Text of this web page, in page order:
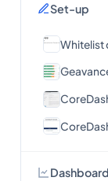
Set-up
Whitelist